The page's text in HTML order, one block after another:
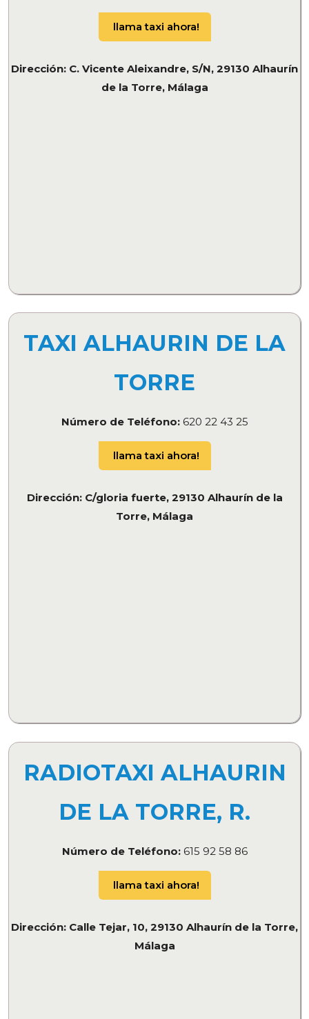
llama taxi ahora!
Dirección: C. Vicente Aleixandre, S/N, 29130 Alhaurín
de la Torre, Málaga
TAXI ALHAURIN DE LA
TORRE
Número de Teléfono:620 22 43 25
llama taxi ahora!
Dirección: C/gloria fuerte, 29130 Alhaurín de la
Torre, Málaga
RADIOTAXI ALHAURIN
DE LA TORRE, R.
Número de Teléfono:615 92 58 86
llama taxi ahora!
Dirección: Calle Tejar, 10, 29130 Alhaurín de la Torre,
Málaga